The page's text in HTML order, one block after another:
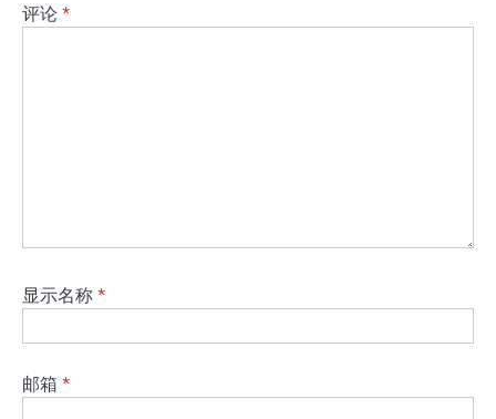
评论 *
显示名称 *
邮箱 *